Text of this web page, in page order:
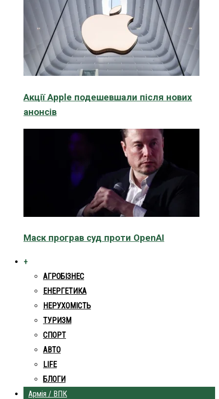
Акції Apple подешевшали після нових
анонсів
Маск програв суд проти OpenAI
+
АГРОБІЗНЕС
ЕНЕРГЕТИКА
НЕРУХОМІСТЬ
ТУРИЗМ
СПОРТ
АВТО
LIFE
БЛОГИ
Армія / ВПК